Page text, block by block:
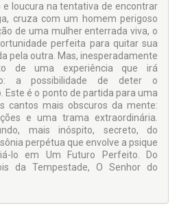
e loucura na tentativa de encontrar
cruza com um homem perigoso
de uma mulher enterrada viva, o
perfeita para quitar sua
pela outra. Mas, inesperadamente
de uma experiência que irá
a possibilidade de deter o
Este é o ponto de partida para uma
cantos mais obscuros da mente:
e uma trama extraordinária.
mais inóspito, secreto, do
perpétua que envolve a psique
lo em Um Futuro Perfeito. Do
da Tempestade, O Senhor do